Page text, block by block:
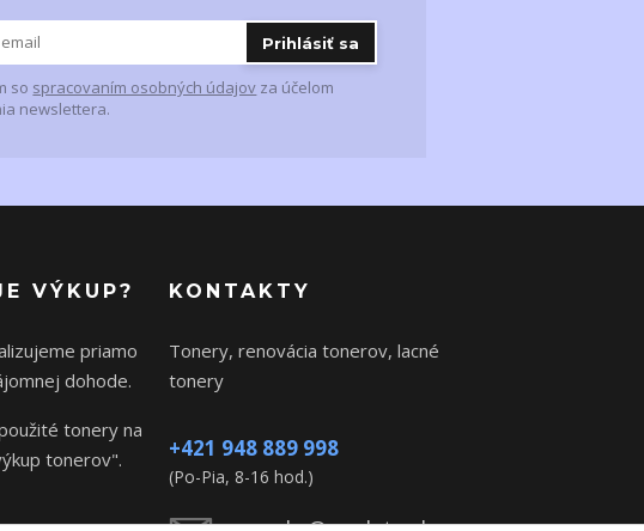
Prihlásiť sa
so spracovaním osobných údajov za účelom
newslettera.
VÝKUP?
priamo
dohode.
tonery na
tonerov".
KONTAKTY
Tonery, renovácia tonerov, lacné
tonery
+421 948 889 998
(Po-Pia, 8-16 hod.)